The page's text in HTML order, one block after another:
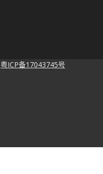
粤ICP备17043745号